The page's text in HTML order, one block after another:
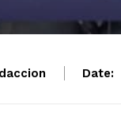
Date: